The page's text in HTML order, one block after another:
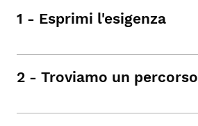
1 - Esprimi l'esigenza
2 - Troviamo un percorso